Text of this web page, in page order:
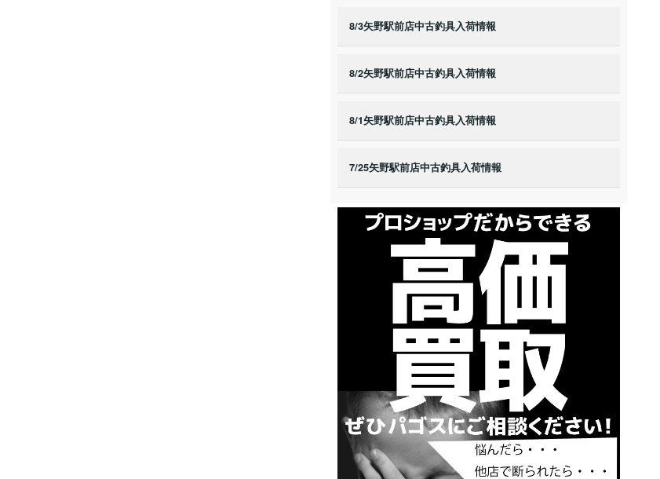
8/3矢野駅前店中古釣具入荷情報
8/2矢野駅前店中古釣具入荷情報
8/1矢野駅前店中古釣具入荷情報
7/25矢野駅前店中古釣具入荷情報